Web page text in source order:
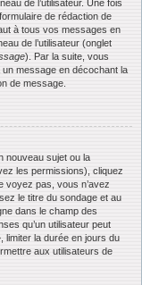
de l’utilisateur. Une fois
de rédaction de
à tous vos messages en
de l’utilisateur (onglet
). Par la suite, vous
message en décochant la
de message.
nouveau sujet ou la
les permissions), cliquez
voyez pas, vous n’avez
le titre du sondage et au
dans le champ des
qu’un utilisateur peut
limiter la durée en jours du
aux utilisateurs de